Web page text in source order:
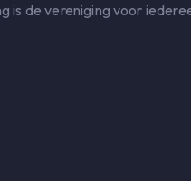
is de vereniging voor